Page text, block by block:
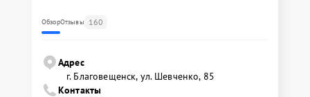
ОбзорОтзывы 160
Адрес
г. Благовещенск, ул. Шевченко, 85
Контакты